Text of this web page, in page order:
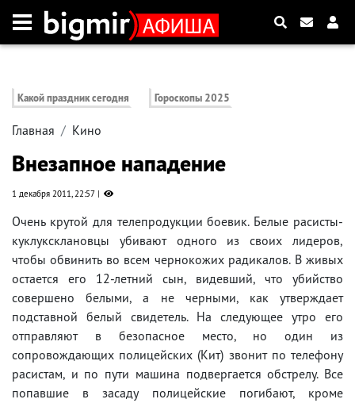
Какой праздник сегодня Гороскопы 2025
Главная Кино
Внезапное нападение
1 декабря 2011, 22:57
Очень крутой для телепродукции боевик. Белые расисты-
куклуксклановцы убивают одного из своих лидеров,
чтобы обвинить во всем чернокожих радикалов. В живых
остается его 12-летний сын, видевший, что убийство
совершено белыми, а не черными, как утверждает
подставной белый свидетель. На следующее утро его
отправляют в безопасное место, но один из
сопровождающих полицейских (Кит) звонит по телефону
расистам, и по пути машина подвергается обстрелу. Все
попавшие в засаду полицейские погибают, кроме